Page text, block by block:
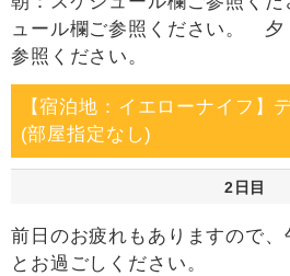
ュール欄ご参照ください。 夕
参照ください。
【宿泊地：イエローナイフ】
(部屋指定なし)
2日目
前日のお疲れもありますので、
とお過ごしください。